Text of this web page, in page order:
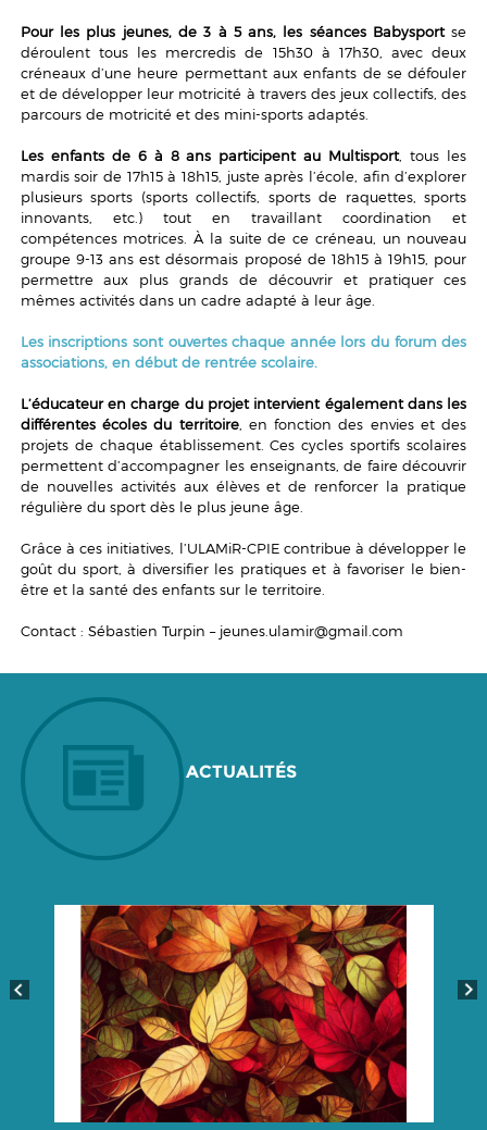
Pour les plus jeunes, de 3 à 5 ans, les séances Babysportse
déroulent tous les mercredis de 15h30 à 17h30, avec deux
créneaux d’une heure permettant aux enfants de se défouler
et de développer leur motricité à travers des jeux collectifs, des
parcours de motricité et des mini-sports adaptés.
Les enfants de 6 à 8 ans participent au Multisport, tous les
mardis soir de 17h15 à 18h15, juste après l’école, afin d’explorer
plusieurs sports (sports collectifs, sports de raquettes, sports
innovants, etc.) tout en travaillant coordination et
compétences motrices. À la suite de ce créneau, un nouveau
groupe 9-13 ans est désormais proposé de 18h15 à 19h15, pour
permettre aux plus grands de découvrir et pratiquer ces
mêmes activités dans un cadre adapté à leur âge.
Les inscriptions sont ouvertes chaque année lors du forum des
associations, en début de rentrée scolaire.
L’éducateur en charge du projet intervient également dans les
différentes écoles du territoire, en fonction des envies et des
projets de chaque établissement. Ces cycles sportifs scolaires
permettent d’accompagner les enseignants, de faire découvrir
de nouvelles activités aux élèves et de renforcer la pratique
régulière du sport dès le plus jeune âge.
Grâce à ces initiatives, l’ULAMiR-CPIE contribue à développer le
goût du sport, à diversifier les pratiques et à favoriser le bien-
être et la santé des enfants sur le territoire.
Contact : Sébastien Turpin – jeunes.ulamir@gmail.com
ACTUALITÉS